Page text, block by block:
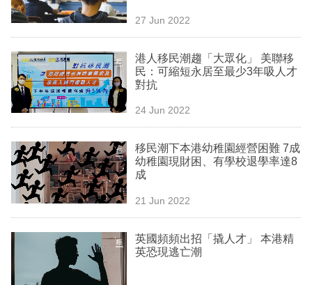
理
商
業
科
技
職
場
生
時
事
27 Jun 2022
港人移民潮趨「大眾化」 美聯移
民：可縮短永居至最少3年吸人才
對抗
24 Jun 2022
移民潮下本港幼稚園經營困難 7成
幼稚園現財困、有學校退學率達8
成
21 Jun 2022
英國頻頻出招「撬人才」 本港精
英恐現逃亡潮